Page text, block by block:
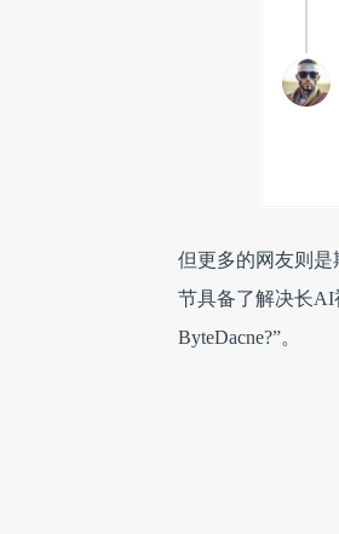
但更多的网友则是
节具备了解决长AI
ByteDacne?”。